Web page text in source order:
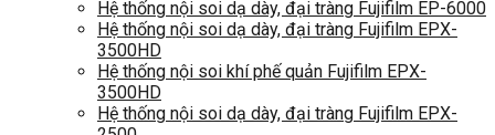
Hệ thống nội soi dạ dày, đại tràng Fujifilm EP-6000
Hệ thống nội soi dạ dày, đại tràng Fujifilm EPX-
3500HD
Hệ thống nội soi khí phế quản Fujifilm EPX-
3500HD
Hệ thống nội soi dạ dày, đại tràng Fujifilm EPX-